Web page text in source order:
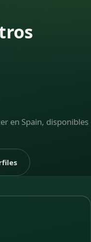
en Spain, disponibles